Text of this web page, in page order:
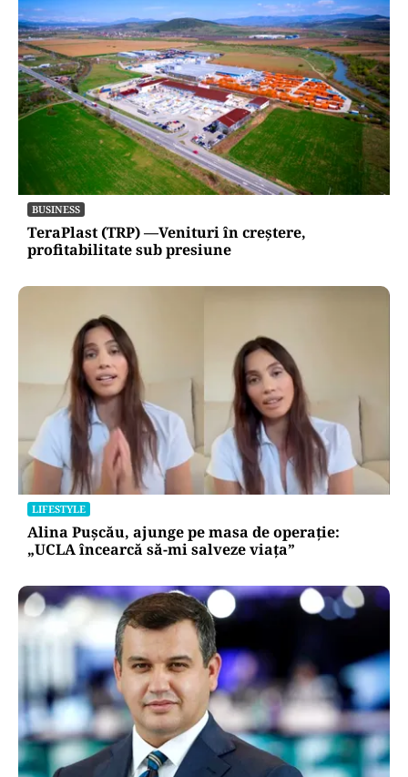
BUSINESS
TeraPlast (TRP) —Venituri în creștere,
profitabilitate sub presiune
LIFESTYLE
Alina Pușcău, ajunge pe masa de operație:
„UCLA încearcă să-mi salveze viața”